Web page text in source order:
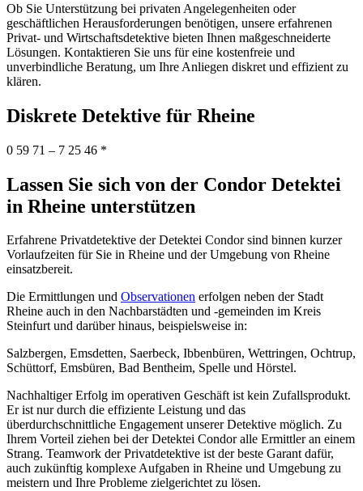
Ob Sie Unterstützung bei privaten Angelegenheiten oder
geschäftlichen Herausforderungen benötigen, unsere erfahrenen
Privat- und Wirtschaftsdetektive bieten Ihnen maßgeschneiderte
Lösungen. Kontaktieren Sie uns für eine kostenfreie und
unverbindliche Beratung, um Ihre Anliegen diskret und effizient zu
klären.
Diskrete Detektive für Rheine
0 59 71 – 7 25 46 *
Lassen Sie sich von der Condor Detektei
in Rheine unterstützen
Erfahrene Privatdetektive der Detektei Condor sind binnen kurzer
Vorlaufzeiten für Sie in Rheine und der Umgebung von Rheine
einsatzbereit.
Die Ermittlungen und Observationen erfolgen neben der Stadt
Rheine auch in den Nachbarstädten und -gemeinden im Kreis
Steinfurt und darüber hinaus, beispielsweise in:
Salzbergen, Emsdetten, Saerbeck, Ibbenbüren, Wettringen, Ochtrup,
Schüttorf, Emsbüren, Bad Bentheim, Spelle und Hörstel.
Nachhaltiger Erfolg im operativen Geschäft ist kein Zufallsprodukt.
Er ist nur durch die effiziente Leistung und das
überdurchschnittliche Engagement unserer Detektive möglich. Zu
Ihrem Vorteil ziehen bei der Detektei Condor alle Ermittler an einem
Strang. Teamwork der Privatdetektive ist der beste Garant dafür,
auch zukünftig komplexe Aufgaben in Rheine und Umgebung zu
meistern und Ihre Probleme zielgerichtet zu lösen.